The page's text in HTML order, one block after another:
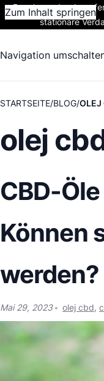
Zum Inhalt springen
Rauchen oder
stationäre
Navigation
STARTSEITE BLOG OLEJ
olej
CBD-
Können
werden?
Mai 29, 2023 olej cbd,